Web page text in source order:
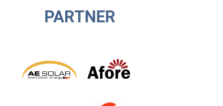
PARTNER